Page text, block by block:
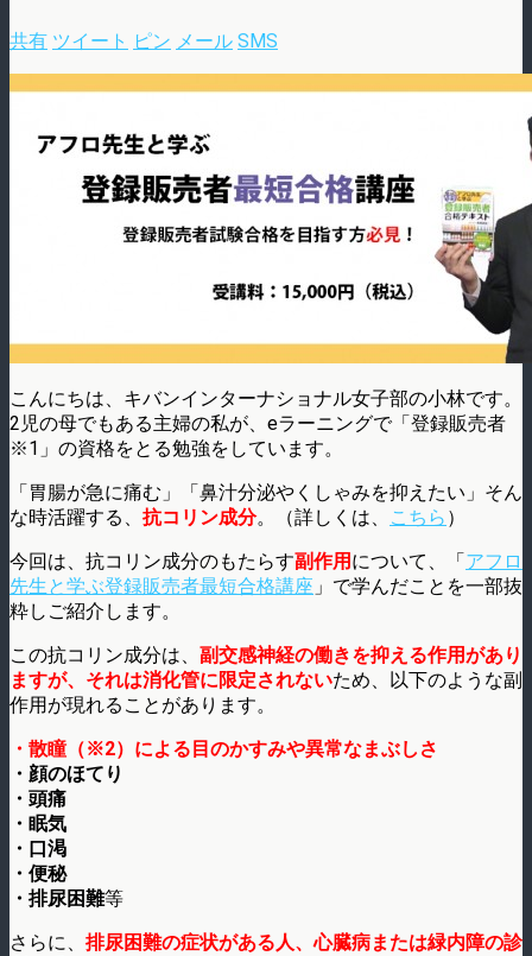
共有 ツイート ピン メール SMS
こんにちは、キバンインターナショナル女子部の小林です。
2児の母でもある主婦の私が、eラーニングで「登録販売者
※1」の資格をとる勉強をしています。
「胃腸が急に痛む」「鼻汁分泌やくしゃみを抑えたい」そん
な時活躍する、 抗コリン成分。（詳しくは、 こちら ）
今回は、抗コリン成分のもたらす副作用 について、「アフロ
先生と学ぶ登録販売者最短合格講座 」で学んだことを一部抜
粋しご紹介します。
この抗コリン成分は、 副交感神経の働きを抑える作用があり
ますが、それは消化管に限定されないため、以下のような副
作用が現れることがあります。
・散瞳（※2）による目のかすみや異常なまぶしさ
・顔のほてり
・頭痛
・眠気
・口渇
・便秘
・排尿困難等
さらに、 排尿困難の症状がある人、心臓病または緑内障の診